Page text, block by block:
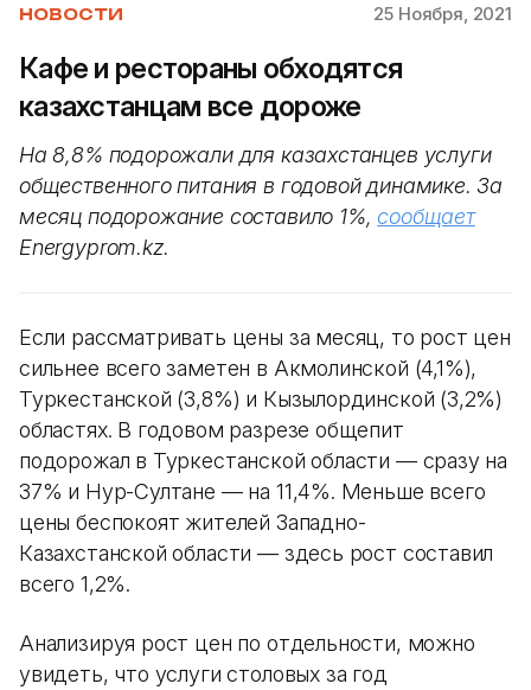
НОВОСТИ 25 Ноября, 2021
Кафе и рестораны обходятся
казахстанцам все дороже
На 8,8% подорожали для казахстанцев услуги
общественного питания в годовой динамике. За
месяц подорожание составило 1%,сообщает
Еnergyprom.kz.
Если рассматривать цены за месяц, то рост цен
сильнее всего заметен в Акмолинской (4,1%),
Туркестанской (3,8%) и Кызылординской (3,2%)
областях. В годовом разрезе общепит
подорожал в Туркестанской области — сразу на
37% и Нур-Султане — на 11,4%. Меньше всего
цены беспокоят жителей Западно-
Казахстанской области — здесь рост составил
всего 1,2%.
Анализируя рост цен по отдельности, можно
увидеть, что услуги столовых за год